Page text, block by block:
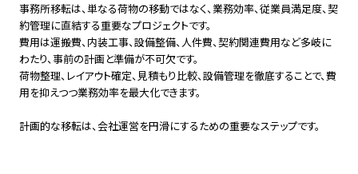
事務所移転は、単なる荷物の移動ではなく、業務効率、従業員満足度、契
約管理に直結する重要なプロジェクトです。
費用は運搬費、内装工事、設備整備、人件費、契約関連費用など多岐に
わたり、事前の計画と準備が不可欠です。
荷物整理、レイアウト確定、見積もり比較、設備管理を徹底することで、費
用を抑えつつ業務効率を最大化できます。
計画的な移転は、会社運営を円滑にするための重要なステップです。